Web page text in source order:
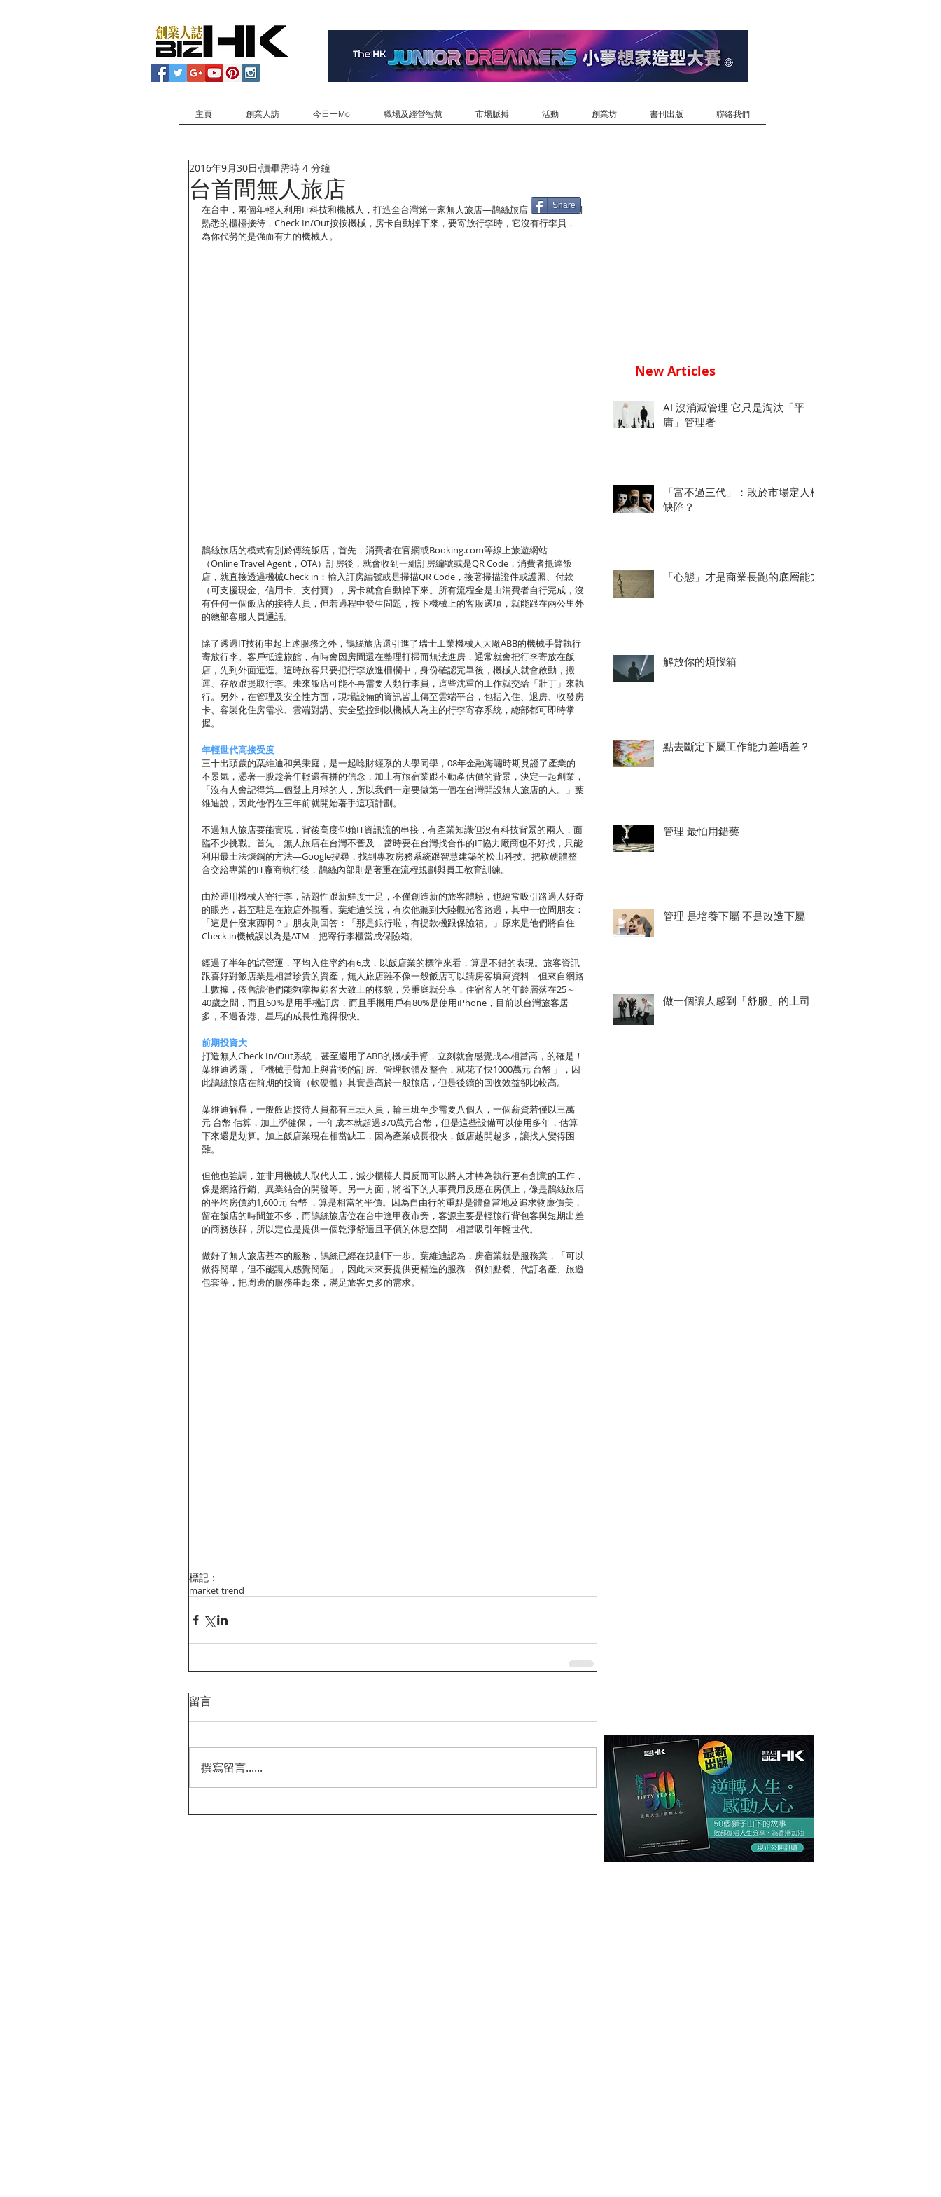
主頁 創業人訪 今日一Mo 職場及經營智慧 市場脈搏 活動 創業坊 書刊出版 聯絡我們
台首間無人旅店
2016年9月30日 讀畢需時 4 分鐘
在台中，兩個年輕人利用IT科技和機械人，打造全台灣第一家無人旅店—鵲絲旅店，它沒有我們
熟悉的櫃檯接待，Check In/Out按按機械，房卡自動掉下來，要寄放行李時，它沒有行李員，
為你代勞的是強而有力的機械人。
鵲絲旅店的模式有別於傳統飯店，首先，消費者在官網或Booking.com等線上旅遊網站
（Online Travel Agent，OTA）訂房後，就會收到一組訂房編號或是QR Code，消費者抵達飯
店，就直接透過機械Check in：輸入訂房編號或是掃描QR Code，接著掃描證件或護照、付款
（可支援現金、信用卡、支付寶），房卡就會自動掉下來。所有流程全是由消費者自行完成，沒
有任何一個飯店的接待人員，但若過程中發生問題，按下機械上的客服選項，就能跟在兩公里外
的總部客服人員通話。
除了透過IT技術串起上述服務之外，鵲絲旅店還引進了瑞士工業機械人大廠ABB的機械手臂執行
寄放行李。客戶抵達旅館，有時會因房間還在整理打掃而無法進房，通常就會把行李寄放在飯
店，先到外面逛逛。這時旅客只要把行李放進柵欄中，身份確認完畢後，機械人就會啟動，搬
運、存放跟提取行李。未來飯店可能不再需要人類行李員，這些沈重的工作就交給「壯丁」來執
行。另外，在管理及安全性方面，現場設備的資訊皆上傳至雲端平台，包括入住、退房、收發房
卡、客製化住房需求、雲端對講、安全監控到以機械人為主的行李寄存系統，總部都可即時掌
握。
年輕世代高接受度
三十出頭歲的葉維迪和吳秉庭，是一起唸財經系的大學同學，08年金融海嘯時期見證了產業的
不景氣，憑著一股趁著年輕還有拼的信念，加上有旅宿業跟不動產估價的背景，決定一起創業，
「沒有人會記得第二個登上月球的人，所以我們一定要做第一個在台灣開設無人旅店的人。」葉
維迪說，因此他們在三年前就開始著手這項計劃。
不過無人旅店要能實現，背後高度仰賴IT資訊流的串接，有產業知識但沒有科技背景的兩人，面
臨不少挑戰。首先，無人旅店在台灣不普及，當時要在台灣找合作的IT協力廠商也不好找，只能
利用最土法煉鋼的方法—Google搜尋，找到專攻房務系統跟智慧建築的松山科技。把軟硬體整
合交給專業的IT廠商執行後，鵲絲內部則是著重在流程規劃與員工教育訓練。
由於運用機械人寄行李，話題性跟新鮮度十足，不僅創造新的旅客體驗，也經常吸引路過人好奇
的眼光，甚至駐足在旅店外觀看。葉維迪笑說，有次他聽到大陸觀光客路過，其中一位問朋友：
「這是什麼東西啊？」朋友則回答：「那是銀行啦，有提款機跟保險箱。」原來是他們將自住
Check in機械誤以為是ATM，把寄行李櫃當成保險箱。
經過了半年的試營運，平均入住率約有6成，以飯店業的標準來看，算是不錯的表現。旅客資訊
跟喜好對飯店業是相當珍貴的資產，無人旅店雖不像一般飯店可以請房客填寫資料，但來自網路
上數據，依舊讓他們能夠掌握顧客大致上的樣貌，吳秉庭就分享，住宿客人的年齡層落在25～
40歲之間，而且60％是用手機訂房，而且手機用戶有80%是使用iPhone，目前以台灣旅客居
多，不過香港、星馬的成長性跑得很快。
前期投資大
打造無人Check In/Out系統，甚至還用了ABB的機械手臂，立刻就會感覺成本相當高，的確是！
葉維迪透露，「機械手臂加上與背後的訂房、管理軟體及整合，就花了快1000萬元 台幣 」，因
此鵲絲旅店在前期的投資（軟硬體）其實是高於一般旅店，但是後續的回收效益卻比較高。
葉維迪解釋，一般飯店接待人員都有三班人員，輪三班至少需要八個人，一個薪資若僅以三萬
元 台幣 估算，加上勞健保， 一年成本就超過370萬元台幣，但是這些設備可以使用多年，估算
下來還是划算。加上飯店業現在相當缺工，因為產業成長很快，飯店越開越多，讓找人變得困
難。
但他也強調，並非用機械人取代人工，減少櫃檯人員反而可以將人才轉為執行更有創意的工作，
像是網路行銷、異業結合的開發等。另一方面，將省下的人事費用反應在房價上，像是鵲絲旅店
的平均房價約1,600元 台幣 ，算是相當的平價。因為自由行的重點是體會當地及追求物廉價美，
留在飯店的時間並不多，而鵲絲旅店位在台中逢甲夜市旁，客源主要是輕旅行背包客與短期出差
的商務族群，所以定位是提供一個乾淨舒適且平價的休息空間，相當吸引年輕世代。
做好了無人旅店基本的服務，鵲絲已經在規劃下一步。葉維迪認為，房宿業就是服務業，「可以
做得簡單，但不能讓人感覺簡陋」，因此未來要提供更精進的服務，例如點餐、代訂名產、旅遊
包套等，把周邊的服務串起來，滿足旅客更多的需求。
標記：
market trend
留言
撰寫留言......
Share
New Articles
AI 沒消滅管理 它只是淘汰「平
庸」管理者
「富不過三代」：敗於市場定人格
缺陷？
「心態」才是商業長跑的底層能力
解放你的煩惱箱
點去斷定下屬工作能力差唔差？
管理 最怕用錯藥
管理 是培養下屬 不是改造下屬
做一個讓人感到「舒服」的上司